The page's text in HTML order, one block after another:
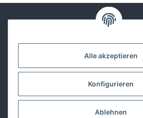
Alle akzeptieren
Konfigurieren
Ablehnen
Lackwissen